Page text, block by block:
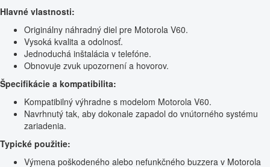
Hlavné vlastnosti:
Originálny náhradný diel pre Motorola V60.
Vysoká kvalita a odolnosť.
Jednoduchá inštalácia v telefóne.
Obnovuje zvuk upozornení a hovorov.
Špecifikácie a kompatibilita:
Kompatibilný výhradne s modelom Motorola V60.
Navrhnutý tak, aby dokonale zapadol do vnútorného systému
zariadenia.
Typické použitie:
Výmena poškodeného alebo nefunkčného buzzera v Motorola